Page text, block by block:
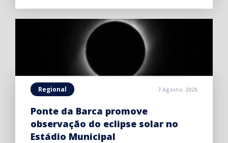
Regional 7 Agosto, 2026
Ponte da Barca promove
observação do eclipse solar no
Estádio Municipal